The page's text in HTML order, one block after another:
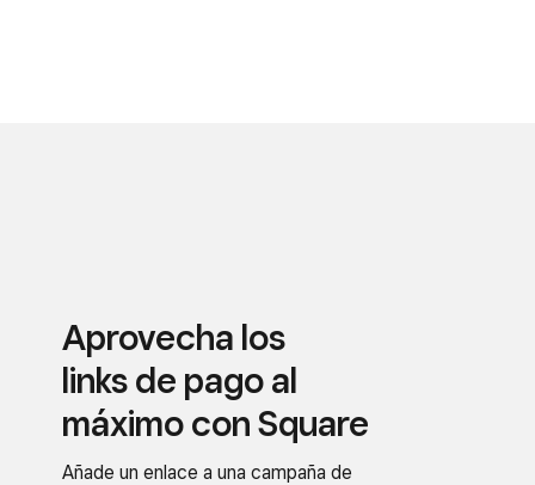
Aprovecha los
links de pago al
máximo con Square
Añade un enlace a una campaña de